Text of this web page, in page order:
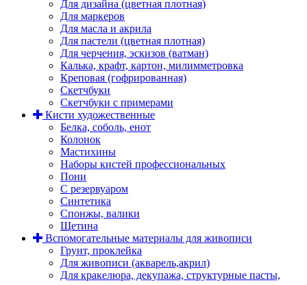
Для дизайна (цветная плотная)
Для маркеров
Для масла и акрила
Для пастели (цветная плотная)
Для черчения, эскизов (ватман)
Калька, крафт, картон, милимметровка
Креповая (гофрированная)
Скетчбуки
Скетчбуки с примерами
Кисти художественные
Белка, соболь, енот
Колонок
Мастихины
Наборы кистей профессиональных
Пони
С резервуаром
Синтетика
Спонжы, валики
Щетина
Вспомогательные материалы для живописи
Грунт, проклейка
Для живописи (акварель,акрил)
Для кракелюра, декупажа, структурные пасты,